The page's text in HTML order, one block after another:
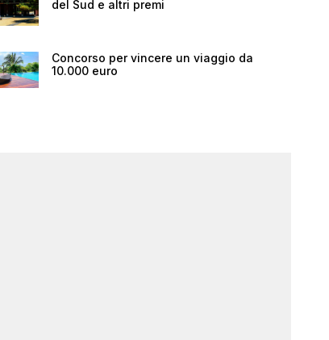
del Sud e altri premi
Concorso per vincere un viaggio da
10.000 euro